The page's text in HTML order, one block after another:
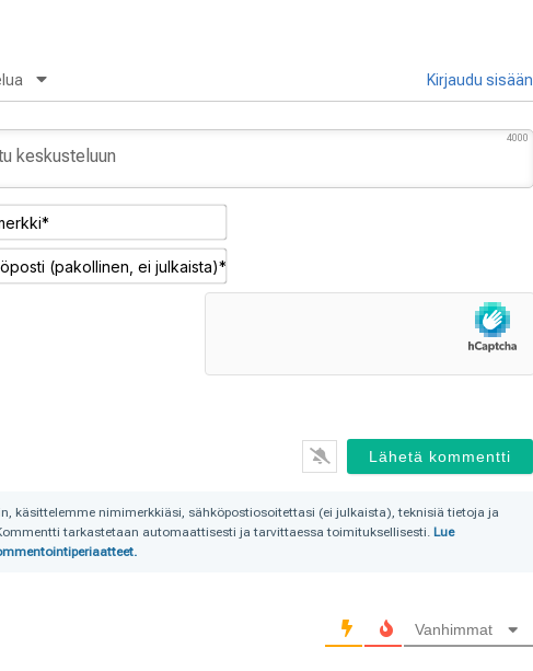
Kirjaudu sisään
4000
(pakollinen,
käsittelemme nimimerkkiäsi, sähköpostiosoitettasi (ei julkaista), teknisiä tietoja ja
tarkastetaan automaattisesti ja tarvittaessa toimituksellisesti. Lue
Vanhimmat